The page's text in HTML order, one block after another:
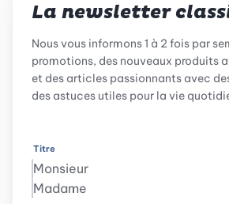
La newsletter
Nous vous informons 1 à 2 fois par
promotions, des nouveaux produits
et des articles passionnants avec
des astuces utiles pour la vie
Titre
Monsieur
Madame